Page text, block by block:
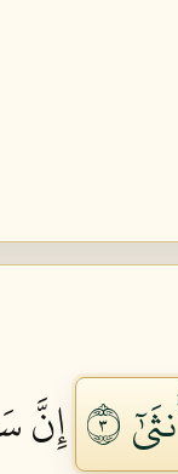
٣
إِنَّ